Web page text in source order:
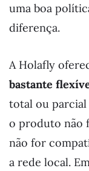
uma boa
diferença.
A Holafly
bastante
total ou parcial
o produto não
não for
a rede local.